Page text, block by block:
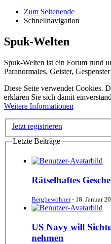
Zum Seitenende
Schnellnavigation
Spuk-Welten
Spuk-Welten ist ein Forum rund
Paranormales, Geister,
Diese Seite verwendet Cookies.
erklären Sie sich damit
Weitere Informationen
Jetzt registrieren
Letzte Beiträge
Rätselhaftes
Bergbewohner- 18. Januar
US Navy will
nehmen